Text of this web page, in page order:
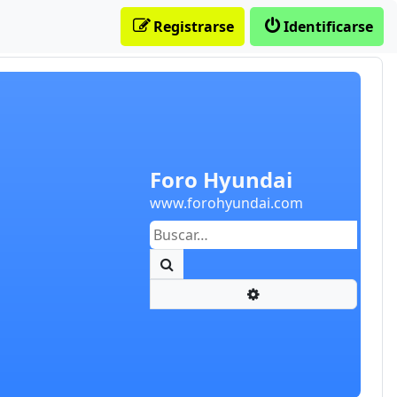
Foro Hyundai
www.forohyundai.com
Identificarse
Registrarse